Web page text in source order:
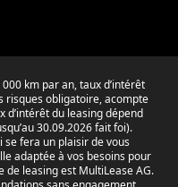
km par an, taux d’intérêt
risques obligatoire, acompte
d’intérêt du leasing dépend
30.09.2026 fait foi).
fera un plaisir de vous
adaptée à vos besoins pour
de leasing est MultiLease AG.